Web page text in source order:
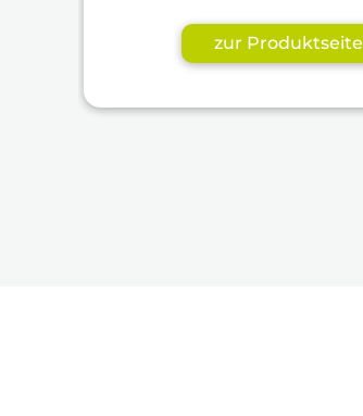
zur Produktseite